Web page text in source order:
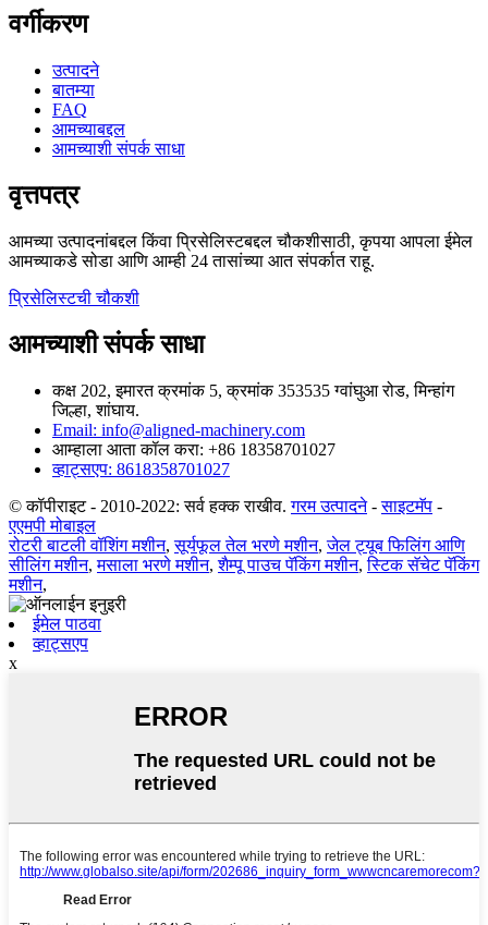
वर्गीकरण
उत्पादने
बातम्या
FAQ
आमच्याबद्दल
आमच्याशी संपर्क साधा
वृत्तपत्र
आमच्या उत्पादनांबद्दल किंवा प्रिसेलिस्टबद्दल चौकशीसाठी, कृपया आपला ईमेल
आमच्याकडे सोडा आणि आम्ही 24 तासांच्या आत संपर्कात राहू.
प्रिसेलिस्टची चौकशी
आमच्याशी संपर्क साधा
कक्ष 202, इमारत क्रमांक 5, क्रमांक 353535 ग्वांघुआ रोड, मिन्हांग
जिल्हा, शांघाय.
Email: info@aligned-machinery.com
आम्हाला आता कॉल करा: +86 18358701027
व्हाट्सएप: 8618358701027
© कॉपीराइट - 2010-2022: सर्व हक्क राखीव. गरम उत्पादने-साइटमॅप -
एएमपी मोबाइल
रोटरी बाटली वॉशिंग मशीन,सूर्यफूल तेल भरणे मशीन,जेल ट्यूब फिलिंग आणि
सीलिंग मशीन,मसाला भरणे मशीन,शैम्पू पाउच पॅकिंग मशीन,स्टिक सॅचेट पॅकिंग
मशीन,
ईमेल पाठवा
व्हाट्सएप
x